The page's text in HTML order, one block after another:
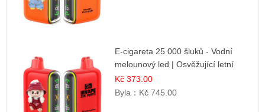
E-cigareta 25 000 šluků - Vodní
melounový led | Osvěžující letní
příchuť
Kč 373.00
Byla： Kč 745.00